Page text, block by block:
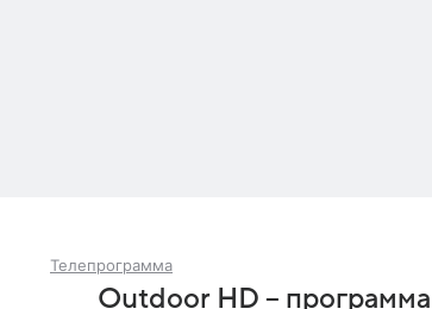
Телепрограмма
Outdoor HD –